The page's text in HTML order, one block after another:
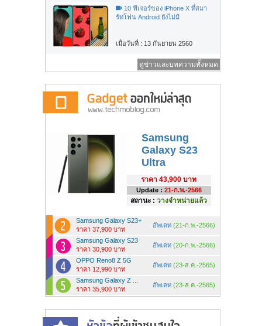
10 ฟีเจอร์ของ iPhone X ที่สมา
ร์ทโฟน Android ยังไม่มี
เมื่อวันที่ : 13 กันยายน 2560
ดูข่าวและบทความทั้งหมด
Samsung
Galaxy S23
Ultra
ราคา 43,900 บาท
Update : 21-ก.พ.-2566
สถานะ : วางจำหน่ายแล้ว
Samsung Galaxy S23+
ราคา 37,900 บาท
อัพเดท (21-ก.พ.-2566)
Samsung Galaxy S23
ราคา 30,900 บาท
อัพเดท (20-ก.พ.-2566)
OPPO Reno8 Z 5G
ราคา 12,990 บาท
อัพเดท (23-ส.ค.-2565)
Samsung Galaxy Z ...
ราคา 35,900 บาท
อัพเดท (23-ส.ค.-2565)